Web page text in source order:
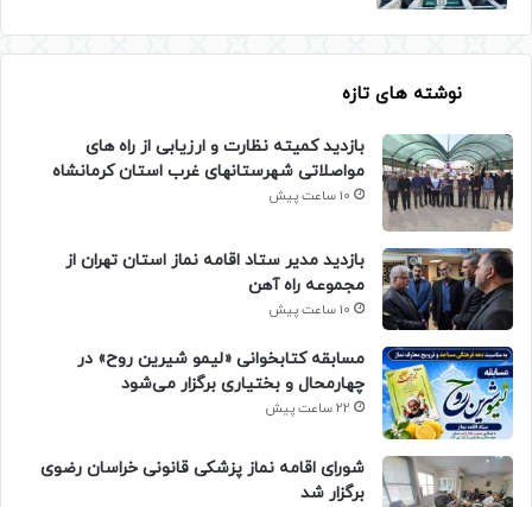
نوشته های تازه
بازدید کمیته نظارت و ارزیابی از راه های
مواصلاتی شهرستانهای غرب استان کرمانشاه
10 ساعت پیش
بازدید مدیر ستاد اقامه نماز استان تهران از
مجموعه راه آهن
10 ساعت پیش
مسابقه کتابخوانی «لیمو شیرین روح» در
چهارمحال و بختیاری برگزار می‌شود
22 ساعت پیش
شورای اقامه نماز پزشکی قانونی خراسان رضوی
برگزار شد